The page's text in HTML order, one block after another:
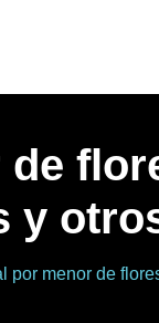
y
por menor de